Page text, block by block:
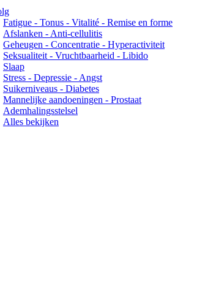
Fatigue - Tonus - Vitalité - Remise en forme
Afslanken - Anti-cellulitis
Geheugen - Concentratie - Hyperactiviteit
Seksualiteit - Vruchtbaarheid - Libido
Slaap
Stress - Depressie - Angst
Suikerniveaus - Diabetes
Mannelijke aandoeningen - Prostaat
Ademhalingsstelsel
Alles bekijken